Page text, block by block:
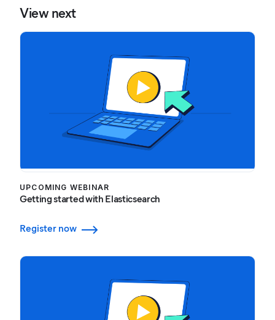
View next
UPCOMING WEBINAR
Getting started with Elasticsearch
Register now